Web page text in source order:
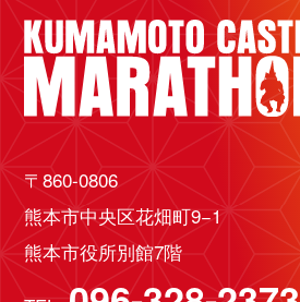
〒860-0806
熊本市中央区花畑町9−1
熊本市役所別館7階